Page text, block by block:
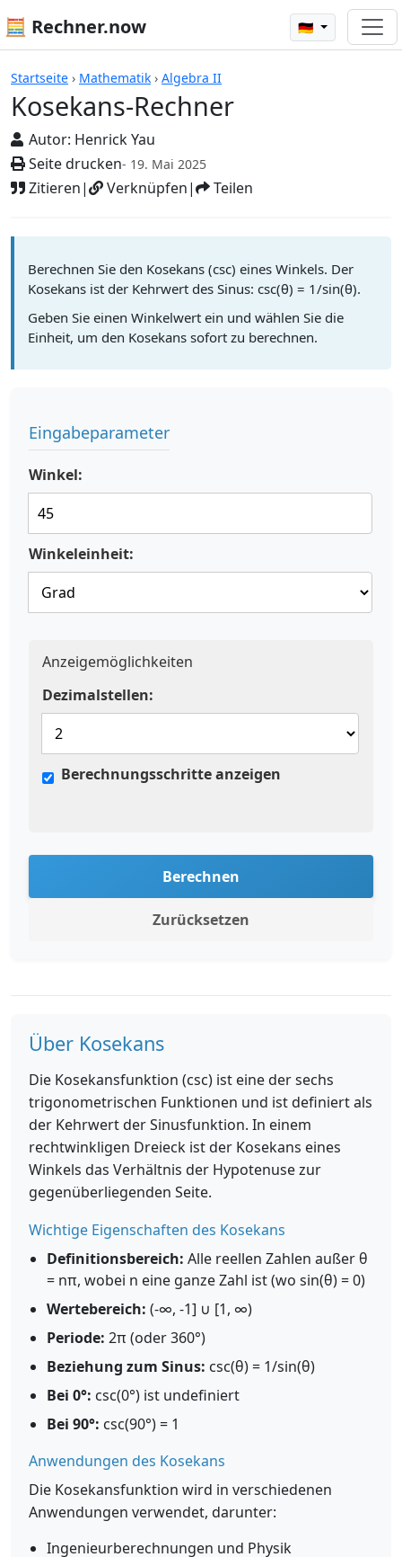
🧮 Rechner.now 🇩🇪
Startseite › Mathematik › Algebra II
Kosekans-Rechner
Autor: Henrick Yau
Seite drucken- 19. Mai 2025
Zitieren| Verknüpfen| Teilen
Rechner
Berechnen Sie den Kosekans (csc) eines Winkels. Der
Kosekans ist der Kehrwert des Sinus: csc(θ) = 1/sin(θ).
Geben Sie einen Winkelwert ein und wählen Sie die
Einheit, um den Kosekans sofort zu berechnen.
Eingabeparameter
Winkel:
Winkeleinheit:
Anzeigemöglichkeiten
Dezimalstellen:
Berechnungsschritte anzeigen
Berechnen
Zurücksetzen
Über Kosekans
Die Kosekansfunktion (csc) ist eine der sechs
trigonometrischen Funktionen und ist definiert als
der Kehrwert der Sinusfunktion. In einem
rechtwinkligen Dreieck ist der Kosekans eines
Winkels das Verhältnis der Hypotenuse zur
gegenüberliegenden Seite.
Wichtige Eigenschaften des Kosekans
Definitionsbereich: Alle reellen Zahlen außer θ
= nπ, wobei n eine ganze Zahl ist (wo sin(θ) = 0)
Wertebereich: (-∞, -1] ∪ [1, ∞)
Periode: 2π (oder 360°)
Beziehung zum Sinus: csc(θ) = 1/sin(θ)
Bei 0°: csc(0°) ist undefiniert
Bei 90°: csc(90°) = 1
Anwendungen des Kosekans
Die Kosekansfunktion wird in verschiedenen
Anwendungen verwendet, darunter:
Ingenieurberechnungen und Physik